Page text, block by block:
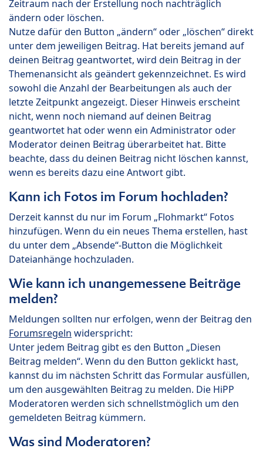
Zeitraum nach der Erstellung noch nachträglich
ändern oder löschen.
Nutze dafür den Button „ändern“ oder „löschen“ direkt
unter dem jeweiligen Beitrag. Hat bereits jemand auf
deinen Beitrag geantwortet, wird dein Beitrag in der
Themenansicht als geändert gekennzeichnet. Es wird
sowohl die Anzahl der Bearbeitungen als auch der
letzte Zeitpunkt angezeigt. Dieser Hinweis erscheint
nicht, wenn noch niemand auf deinen Beitrag
geantwortet hat oder wenn ein Administrator oder
Moderator deinen Beitrag überarbeitet hat. Bitte
beachte, dass du deinen Beitrag nicht löschen kannst,
wenn es bereits dazu eine Antwort gibt.
Kann ich Fotos im Forum hochladen?
Derzeit kannst du nur im Forum „Flohmarkt“ Fotos
hinzufügen. Wenn du ein neues Thema erstellen, hast
du unter dem „Absende“-Button die Möglichkeit
Dateianhänge hochzuladen.
Wie kann ich unangemessene Beiträge
melden?
Meldungen sollten nur erfolgen, wenn der Beitrag den
Forumsregeln widerspricht:
Unter jedem Beitrag gibt es den Button „Diesen
Beitrag melden“. Wenn du den Button geklickt hast,
kannst du im nächsten Schritt das Formular ausfüllen,
um den ausgewählten Beitrag zu melden. Die HiPP
Moderatoren werden sich schnellstmöglich um den
gemeldeten Beitrag kümmern.
Was sind Moderatoren?